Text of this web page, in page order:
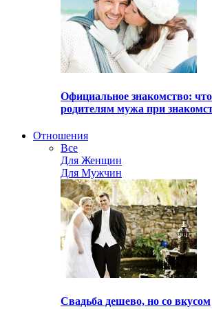
Официальное знакомство:
родителям мужа при
Отношения
Все
Для Женщин
Для Мужчин
Свадьба дешево, но со вкусом